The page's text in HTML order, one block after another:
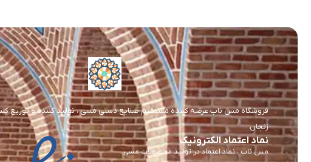
فروشگاه مس ناب عرضه کننده مستقیم صنایع دستی مسی ، تولید کننده و توزیع
زنجان
نماد اعتماد الکترونیک
مس ناب ، نماد اعتماد در تولید محصولات مسی